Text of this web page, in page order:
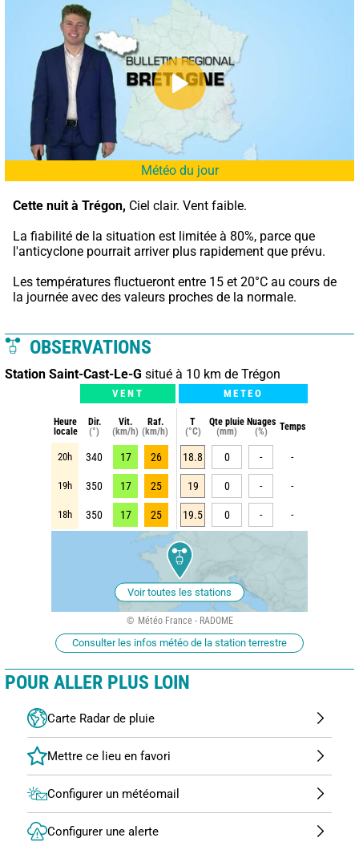
Météo du jour
Cette nuit à Trégon, Ciel clair. Vent faible.
La fiabilité de la situation est limitée à 80%, parce que
l'anticyclone pourrait arriver plus rapidement que prévu.
Les températures fluctueront entre 15 et 20°C au cours de
la journée avec des valeurs proches de la normale.
OBSERVATIONS
Station Saint-Cast-Le-G situé à 10 km de Trégon
VENT METEO
Heure
locale
Dir.
(°)
Vit.
(km/h)
Raf.
(km/h)
T
(°C)
Qte pluie
(mm)
Nuages
(%)
Temps
20h 340 17 26 18.8 0 - -
19h 350 17 25 19 0 - -
18h 350 17 25 19.5 0 - -
Voir toutes les stations
Météo France - RADOME
Consulter les infos météo de la station terrestre
POUR ALLER PLUS LOIN
Carte Radar de pluie
Configurer un météomail
Configurer une alerte